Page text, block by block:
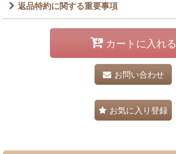
返品特約に関する重要事項
カートに入れる
お問い合わせ
お気に入り登録